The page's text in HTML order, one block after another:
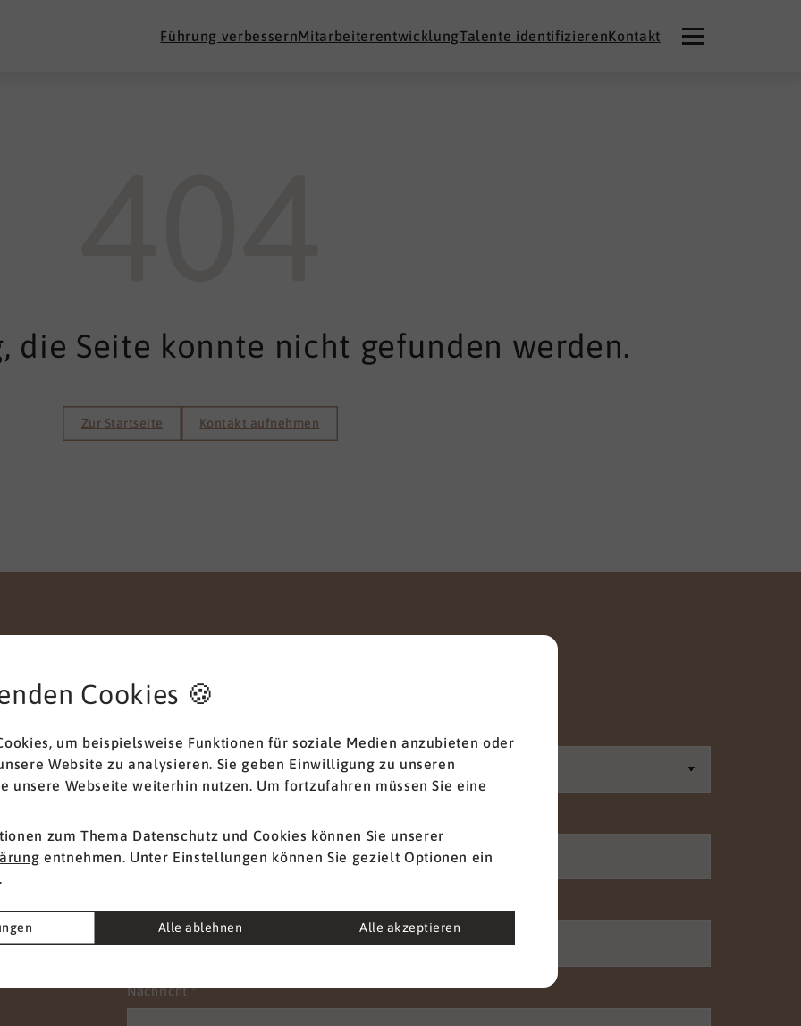
Führung verbessernMitarbeiterentwicklungTalente identifizierenKontakt
die Seite konnte nicht gefunden werden.
Zur Startseite Kontakt aufnehmen
Nachricht*
Cookies 🍪
um beispielsweise Funktionen für soziale Medien anzubieten oder
Website zu analysieren. Sie geben Einwilligung zu unseren
unsere Webseite weiterhin nutzen. Um fortzufahren müssen Sie eine
zum Thema Datenschutz und Cookies können Sie unserer
entnehmen. Unter Einstellungen können Sie gezielt Optionen ein
Alle ablehnen Alle akzeptieren